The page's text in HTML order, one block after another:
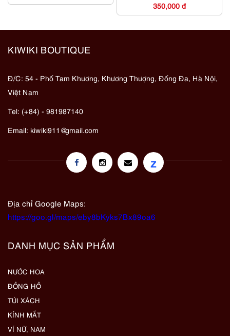
350,000 đ
KIWIKI BOUTIQUE
Đ/C: 54 - Phố Tam Khương, Khương Thượng, Đống Đa, Hà Nội,
Việt Nam
Tel: (+84) - 981987140
Email: kiwiki911@gmail.com
z
Địa chỉ Google Maps:
https://goo.gl/maps/eby8bKyks7Bx89oa6
DANH MỤC SẢN PHẨM
NƯỚC HOA
ĐỒNG HỒ
TÚI XÁCH
KÍNH MẮT
VÍ NỮ, NAM